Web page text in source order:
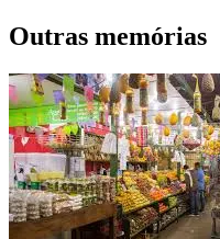
Outras memórias